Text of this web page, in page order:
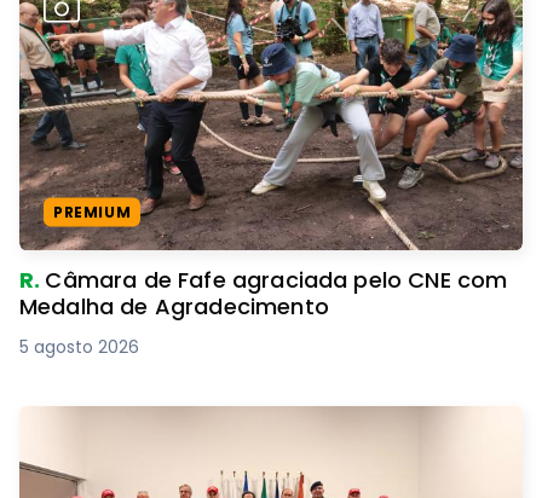
PREMIUM
R. Câmara de Fafe agraciada pelo CNE com
Medalha de Agradecimento
5 agosto 2026